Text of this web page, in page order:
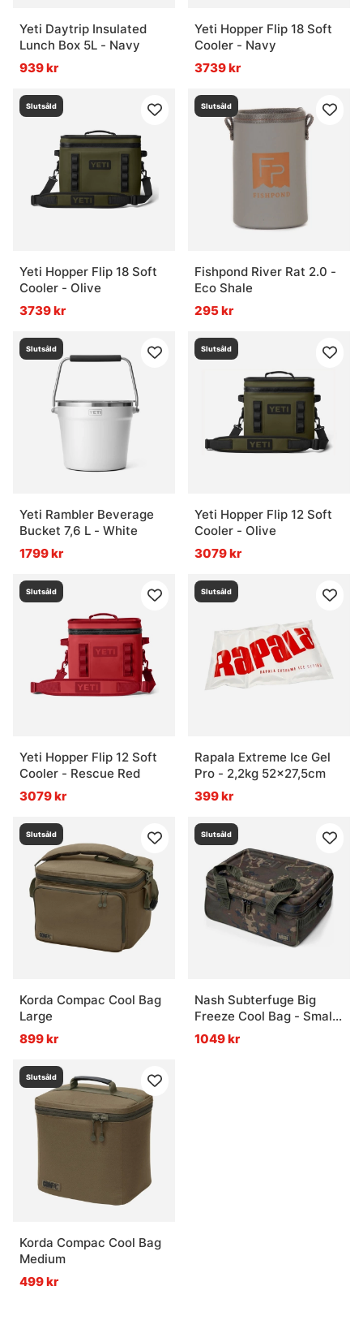
Yeti Daytrip Insulated
Lunch Box 5L - Navy
939 kr
Yeti Hopper Flip 18 Soft
Cooler - Navy
3739 kr
Slutsåld
Yeti Hopper Flip 18 Soft
Cooler - Olive
3739 kr
Slutsåld
Fishpond River Rat 2.0 -
Eco Shale
295 kr
Slutsåld
Yeti Rambler Beverage
Bucket 7,6 L - White
1799 kr
Slutsåld
Yeti Hopper Flip 12 Soft
Cooler - Olive
3079 kr
Slutsåld
Yeti Hopper Flip 12 Soft
Cooler - Rescue Red
3079 kr
Slutsåld
Rapala Extreme Ice Gel
Pro - 2,2kg 52x27,5cm
399 kr
Slutsåld
Korda Compac Cool Bag
Large
899 kr
Slutsåld
Nash Subterfuge Big
Freeze Cool Bag - Small
20L
1049 kr
Slutsåld
Korda Compac Cool Bag
Medium
499 kr